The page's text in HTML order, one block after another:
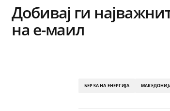
Добивај ги
на е-маил
БЕРЗА НА ЕНЕРГИЈА